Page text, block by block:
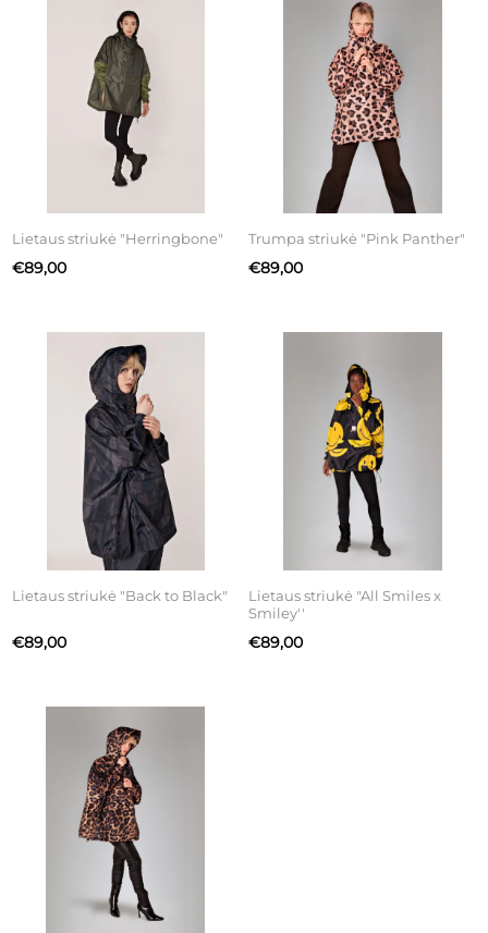
Lietaus striukė "Herringbone"
€89,00
Trumpa striukė "Pink Panther"
€89,00
Lietaus striukė "Back to Black"
€89,00
Lietaus striukė "All Smiles x
Smiley''
€89,00